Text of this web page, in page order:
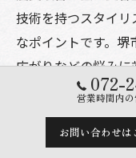
技術を持つスタイ
なポイントです。堺
広がりなどの悩み
ケアメニューを豊
れらのサロンでは
善専用の施術を提
072-
営業時間内の
お問い合わせは